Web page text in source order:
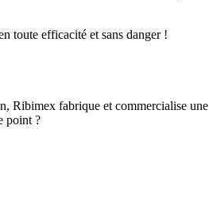
toute efficacité et sans danger !
Ribimex fabrique et commercialise une
point ?